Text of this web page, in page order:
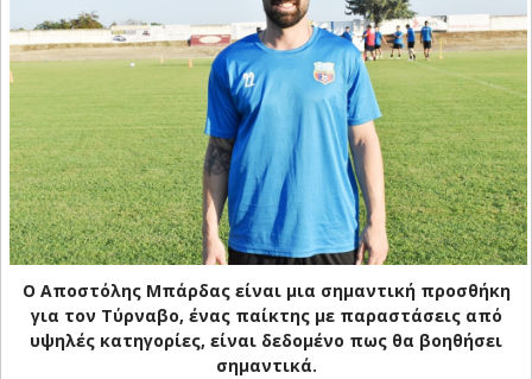
Ο Αποστόλης Μπάρδας είναι μια σημαντική προσθήκη
για τον Τύρναβο, ένας παίκτης με παραστάσεις από
υψηλές κατηγορίες, είναι δεδομένο πως θα βοηθήσει
σημαντικά.